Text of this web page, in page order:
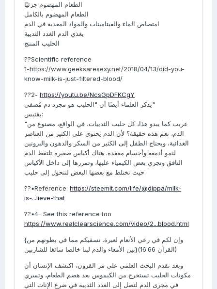
الطعام المهضوم جزئيًا
الطعام المهضوم بالكامل
امتصاص الماء والفيتامينات والمواد المغذية في الدم
يغذي الدم الغدد الثديية
الحليب المنتج
??Scientific reference
1-https://www.geeksaresexy.net/2018/04/13/did-you-
know-milk-is-just-filtered-blood/
??2- https://youtu.be/NcsGpDFKCgY
يذكر العلماء أيضًا أن "الحليب هو مجرد دم مُصفى"
يقتبس:
"غريب كما يبدو هذا، كل حليب الثدييات، في الواقع، مصنوع من
الدم، نعم هذه حقيقة؟ لأن الدم يحتوي على الكثير من العناصر
الغذائية، ويحتاج الطفل إلى الكثير من السكر والدهون والبروتين
لنمو أدمغة وأجسام معقدة. هناك أكياس صغيرة تلتقط الدم
النافق وتجري بعض الكيمياء عليها، وتمررها إلى داخل الأكياس
حيث تختلط مع بعضها البعض لتتحول إلى حليب.
??▪︎Reference: https://steemit.com/life/@dippa/milk-
is-...lieve-that
??▪︎4- See this reference too
https://www.realclearscience.com/video/2...blood.html
{وإن لكم في رعي الأنعام لعبرة. نسقيكم مما في بطونهم من
بين الأمعاء والدم لبنا خالصا سائغا للشاربين}(القرآن 16:66)
وبعد تقدم البحث العلمي على مر القرون، اكتشف الإنسان أن
مكونات الحليب تستخرج من الكيموس بعد هضم الطعام، وتسري
في مجرى الدم لتصل إلى الغدد الثديية في ضرع الإناث التي